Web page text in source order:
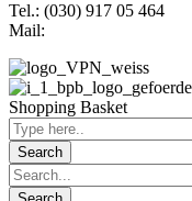
Tel.: (030) 917 05 464
Mail:
Shopping Basket